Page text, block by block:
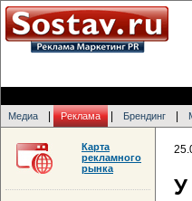
Медиа Реклама Брендинг
Карта
рекламного
рынка